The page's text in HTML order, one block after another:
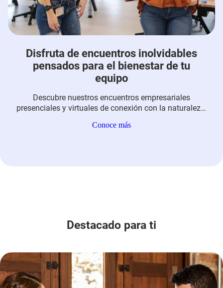
Disfruta de encuentros inolvidables
pensados para el bienestar de tu
equipo
Descubre nuestros encuentros empresariales
presenciales y virtuales de conexión con la naturaleza,
Conoce más
Destacado para ti